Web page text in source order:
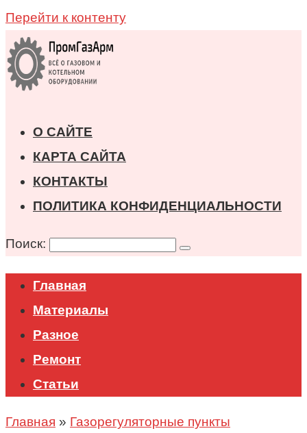
Перейти к контенту
О САЙТЕ
КАРТА САЙТА
КОНТАКТЫ
ПОЛИТИКА КОНФИДЕНЦИАЛЬНОСТИ
Поиск:
Главная
Материалы
Разное
Ремонт
Статьи
Главная » Газорегуляторные пункты